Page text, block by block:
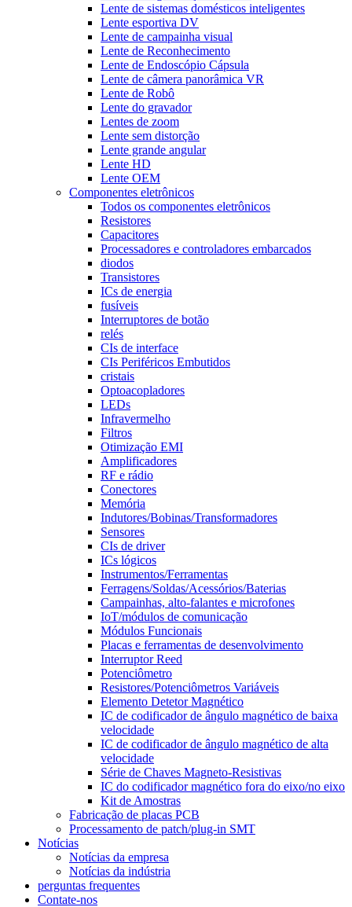
Lente de sistemas domésticos inteligentes
Lente esportiva DV
Lente de campainha visual
Lente de Reconhecimento
Lente de Endoscópio Cápsula
Lente de câmera panorâmica VR
Lente de Robô
Lente do gravador
Lentes de zoom
Lente sem distorção
Lente grande angular
Lente HD
Lente OEM
Componentes eletrônicos
Todos os componentes eletrônicos
Resistores
Capacitores
Processadores e controladores embarcados
diodos
Transistores
ICs de energia
fusíveis
Interruptores de botão
relés
CIs de interface
CIs Periféricos Embutidos
cristais
Optoacopladores
LEDs
Infravermelho
Filtros
Otimização EMI
Amplificadores
RF e rádio
Conectores
Memória
Indutores/Bobinas/Transformadores
Sensores
CIs de driver
ICs lógicos
Instrumentos/Ferramentas
Ferragens/Soldas/Acessórios/Baterias
Campainhas, alto-falantes e microfones
IoT/módulos de comunicação
Módulos Funcionais
Placas e ferramentas de desenvolvimento
Interruptor Reed
Potenciômetro
Resistores/Potenciômetros Variáveis
Elemento Detetor Magnético
IC de codificador de ângulo magnético de baixa
velocidade
IC de codificador de ângulo magnético de alta
velocidade
Série de Chaves Magneto-Resistivas
IC do codificador magnético fora do eixo/no eixo
Kit de Amostras
Fabricação de placas PCB
Processamento de patch/plug-in SMT
Notícias
Notícias da empresa
Notícias da indústria
perguntas frequentes
Contate-nos